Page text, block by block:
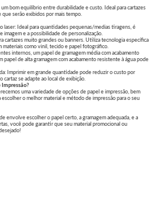
bom equilíbrio entre durabilidade e custo. Ideal para cartazes
serão exibidos por mais tempo.
laser: Ideal para quantidades pequenas/medias tiragens, é
imagem e a possibilidade de personalização.
cartazes muito grandes ou banners. Utiliza tecnologia específica
materiais como vinil, tecido e papel fotográfico.
internos, um papel de gramagem média com acabamento
papel de alta gramagem com acabamento resistente à água pode
Imprimir em grande quantidade pode reduzir o custo por
se adapte ao local de exibição.
Impressão?
uma variedade de opções de papel e impressão, bem
escolher o melhor material e método de impressão para o seu
envolve escolher o papel certo, a gramagem adequada, e a
você pode garantir que seu material promocional ou